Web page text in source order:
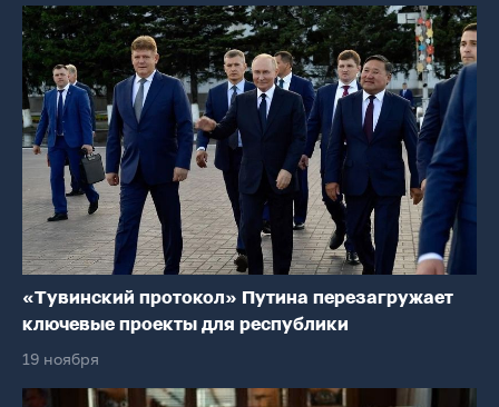
«Тувинский протокол» Путина перезагружает
ключевые проекты для республики
19 ноября